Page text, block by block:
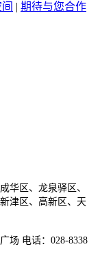
| 期待与您合作
华区、龙泉驿区、
津区、高新区、天
场 电话：028-8338